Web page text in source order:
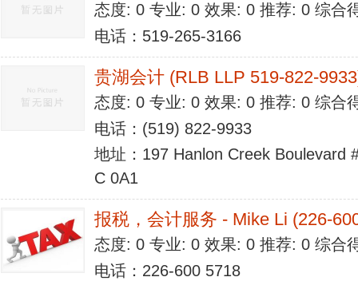
态度: 0 专业: 0 效果: 0 推荐: 0 综合
电话：519-265-3166
贵湖会计 (RLB LLP 519-822-
态度: 0 专业: 0 效果: 0 推荐: 0 综合
电话：(519) 822-9933
地址：197 Hanlon Creek Boulevard
C 0A1
报税，会计服务 - Mike Li (226-
态度: 0 专业: 0 效果: 0 推荐: 0 综合
电话：226-600 5718